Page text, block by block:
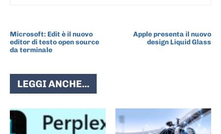
Microsoft: Edit è il nuovo
editor di testo open source
da terminale
Apple presenta il nuovo
design Liquid Glass
LEGGI ANCHE...